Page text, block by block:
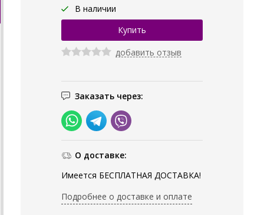
В наличии
добавить отзыв
Заказать через:
О доставке:
Имеется БЕСПЛАТНАЯ ДОСТАВКА!
Подробнее о доставке и оплате